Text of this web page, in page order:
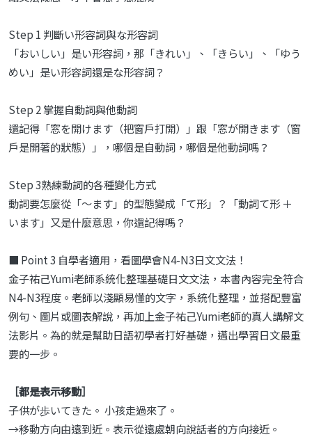
Step 1 判斷い形容詞與な形容詞
「おいしい」是い形容詞，那「きれい」、「きらい」、「ゆう
めい」是い形容詞還是な形容詞？
Step 2 掌握自動詞與他動詞
還記得「窓を開けます（把窗戶打開）」跟「窓が開きます（窗
戶是開著的狀態）」，哪個是自動詞，哪個是他動詞嗎？
Step 3熟練動詞的各種變化方式
動詞要怎麼從「～ます」的型態變成「て形」？「動詞て形 ＋
います」又是什麼意思，你還記得嗎？
■ Point 3 自學者適用，看圖學會N4-N3日文文法！
金子祐己Yumi老師系統化整理基礎日文文法，本書內容完全符合
N4-N3程度。老師以淺顯易懂的文字，系統化整理，並搭配豐富
例句、圖片或圖表解說，再加上金子祐己Yumi老師的真人講解文
法影片。為的就是幫助日語初學者打好基礎，邁出學習日文最重
要的一步。
［都是表示移動］
子供が歩いてきた。 小孩走過來了。
→移動方向由遠到近。表示從遠處朝向說話者的方向接近。